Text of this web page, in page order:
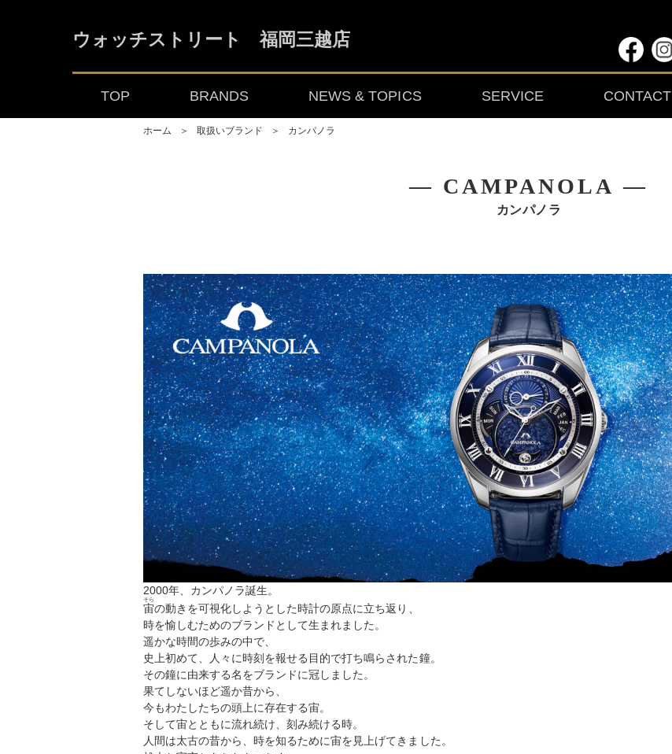
ウォッチストリート 福岡三越店
TOP BRANDS NEWS & TOPICS SERVICE CONTACT
ホーム ＞ 取扱いブランド ＞ カンパノラ
― CAMPANOLA ―
カンパノラ
2000年、カンパノラ誕生。
宙
そら
の動きを可視化しようとした時計の原点に立ち返り、
時を愉しむためのブランドとして生まれました。
遥かな時間の歩みの中で、
史上初めて、人々に時刻を報せる目的で打ち鳴らされた鐘。
その鐘に由来する名をブランドに冠しました。
果てしないほど遥か昔から、
今もわたしたちの頭上に存在する宙。
そして宙とともに流れ続け、刻み続ける時。
人間は太古の昔から、時を知るために宙を見上げてきました。